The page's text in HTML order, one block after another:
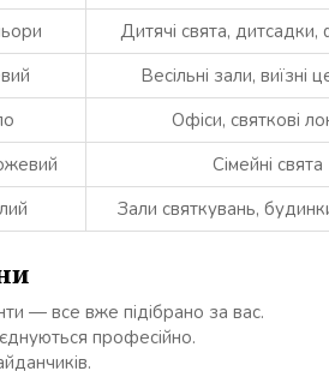
Дитячі свята, дитсадки,
Весільні зали, виїзні
Офіси, святкові
Сімейні свята
Зали святкувань,
— все вже підібрано за вас.
професійно.